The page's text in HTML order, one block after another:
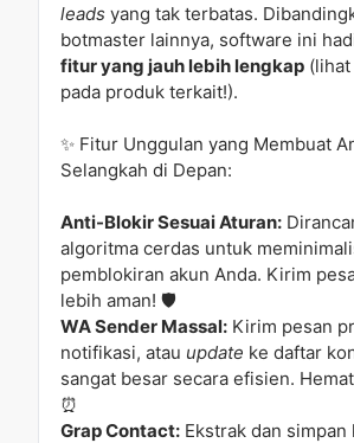
leads yang tak terbatas.
botmaster lainnya, software ini
fitur yang jauh lebih lengkap (lihat
pada produk terkait!).
✨ Fitur Unggulan yang Membuat
Selangkah di Depan:
Anti-Blokir Sesuai Aturan:
algoritma cerdas untuk
pemblokiran akun Anda. Kirim
lebih aman! 🛡️
WA Sender Massal: Kirim pesan
notifikasi, atau update ke daftar
sangat besar secara efisien.
⏰
Grap Contact: Ekstrak dan simpan